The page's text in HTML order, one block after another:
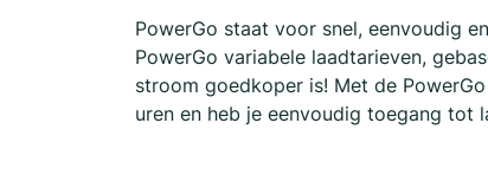
PowerGo staat voor snel, eenvoudig
PowerGo variabele laadtarieven,
stroom goedkoper is! Met de
uren en heb je eenvoudig toegang tot